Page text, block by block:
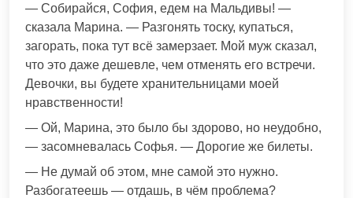
— Собирайся, София, едем на Мальдивы! —
сказала Марина. — Разгонять тоску, купаться,
загорать, пока тут всё замерзает. Мой муж сказал,
что это даже дешевле, чем отменять его встречи.
Девочки, вы будете хранительницами моей
нравственности!
— Ой, Марина, это было бы здорово, но неудобно,
— засомневалась Софья. — Дорогие же билеты.
— Не думай об этом, мне самой это нужно.
Разбогатеешь — отдашь, в чём проблема?